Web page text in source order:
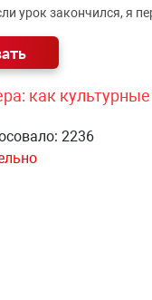
урок закончился, я
как
2236